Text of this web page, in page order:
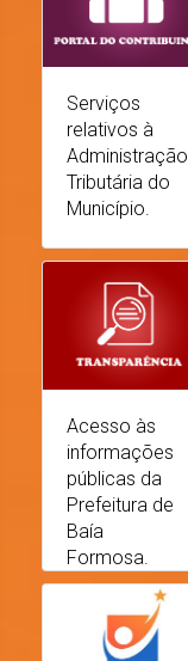
Serviços
relativos à
Administração
Tributária do
Município.
Acesso às
informações
públicas da
Prefeitura de
Baía
Formosa.